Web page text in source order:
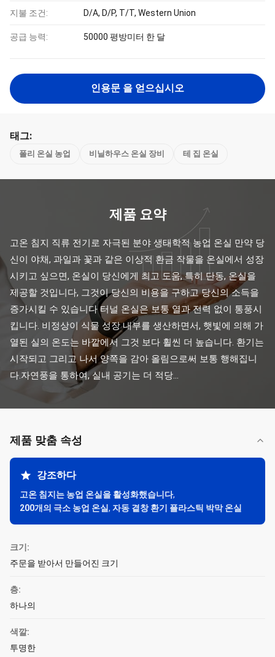
지불 조건: D/A, D/P, T/T, Western Union
공급 능력: 50000 평방미터 한 달
인용문 을 얻으십시오
태그:
폴리 온실 농업 비닐하우스 온실 장비 테 집 온실
제품 요약
고온 침지 직류 전기로 자극된 분야 생태학적 농업 온실 만약 당
신이 야채, 과일과 꽃과 같은 이상적 환금 작물을 온실에서 성장
시키고 싶으면, 온실이 당신에게 최고 도움, 특히 단동, 온실을
제공할 것입니다, 그것이 당신의 비용을 구하고 당신의 소득을
증가시킬 수 있습니다 터널 온실은 보통 열과 전력 없이 통풍시
킵니다. 비정상이 식물 성장 내부를 생산하면서, 햇빛에 의해 가
열된 실의 온도는 바깥에서 그것 보다 휠씬 더 높습니다. 환기는
시작되고 그리고 나서 양쪽을 감아 올림으로써 보통 행해집니
다.자연풍을 통하여, 실내 공기는 더 적당...
제품 맞춤 속성
강조하다
고온 침지는 농업 온실을 활성화했습니다,
200개의 극소 농업 온실, 자동 곁창 환기 플라스틱 박막 온실
크기:
주문을 받아서 만들어진 크기
층:
하나의
색깔:
투명한